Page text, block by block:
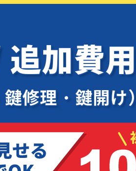
加費用
修理・鍵開け）